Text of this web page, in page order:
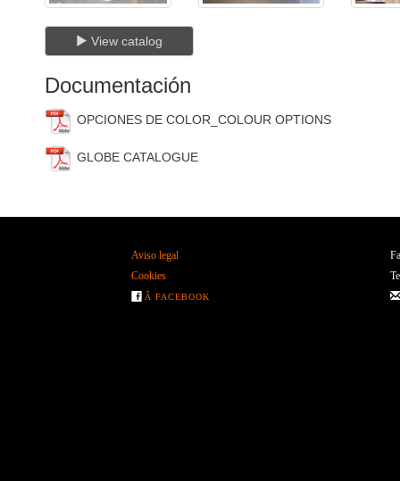
View catalog
Documentación
OPCIONES DE COLOR_COLOUR OPTIONS
GLOBE CATALOGUE
Aviso legal
Cookies
Â FACEBOOK